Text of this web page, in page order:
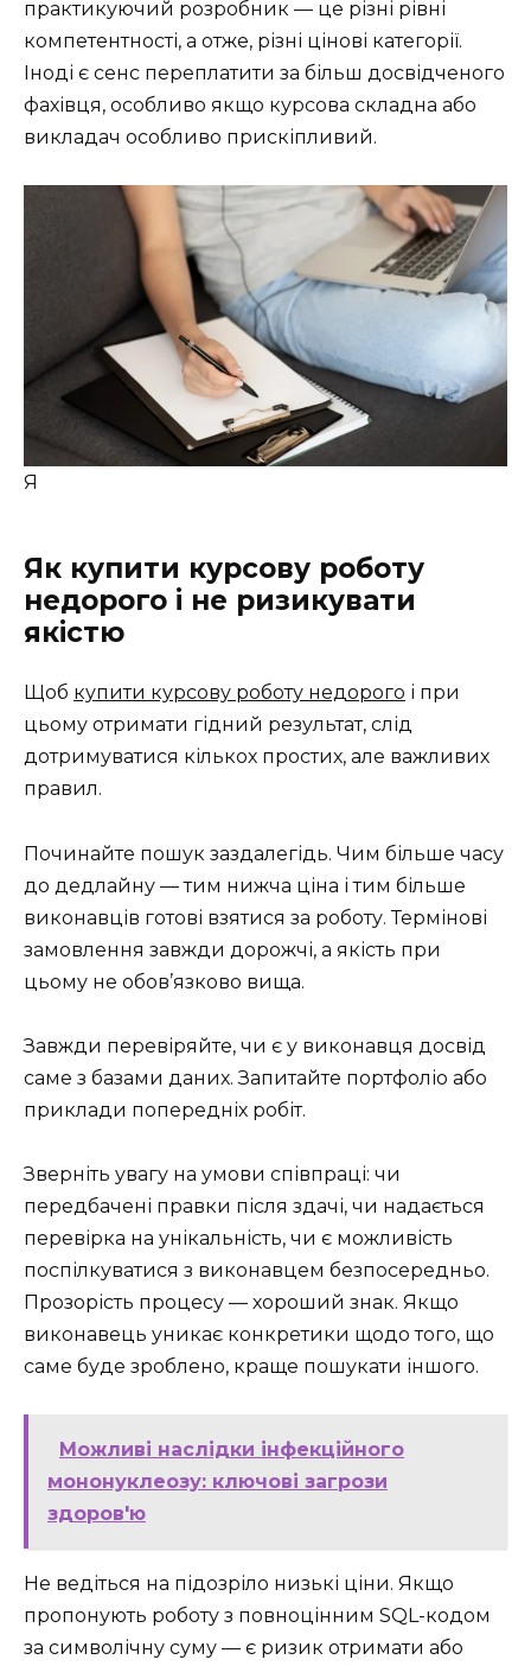
практикуючий розробник — це різні рівні
компетентності, а отже, різні цінові категорії.
Іноді є сенс переплатити за більш досвідченого
фахівця, особливо якщо курсова складна або
викладач особливо прискіпливий.
Я
Як купити курсову роботу
недорого і не ризикувати
якістю
Щоб купити курсову роботу недорого і при
цьому отримати гідний результат, слід
дотримуватися кількох простих, але важливих
правил.
Починайте пошук заздалегідь. Чим більше часу
до дедлайну — тим нижча ціна і тим більше
виконавців готові взятися за роботу. Термінові
замовлення завжди дорожчі, а якість при
цьому не обов’язково вища.
Завжди перевіряйте, чи є у виконавця досвід
саме з базами даних. Запитайте портфоліо або
приклади попередніх робіт.
Зверніть увагу на умови співпраці: чи
передбачені правки після здачі, чи надається
перевірка на унікальність, чи є можливість
поспілкуватися з виконавцем безпосередньо.
Прозорість процесу — хороший знак. Якщо
виконавець уникає конкретики щодо того, що
саме буде зроблено, краще пошукати іншого.
Можливі наслідки інфекційного
мононуклеозу: ключові загрози
здоров'ю
Не ведіться на підозріло низькі ціни. Якщо
пропонують роботу з повноцінним SQL-кодом
за символічну суму — є ризик отримати або